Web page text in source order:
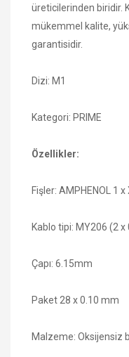
üreticilerinden biridir.
mükemmel kalite,
garantisidir.
Dizi: M1
Kategori: PRIME
Özellikler:
Fişler: AMPHENOL 1
Kablo tipi: MY206 (2
Çapı: 6.15mm
Paket 28 x 0.10 mm
Malzeme: Oksijensiz